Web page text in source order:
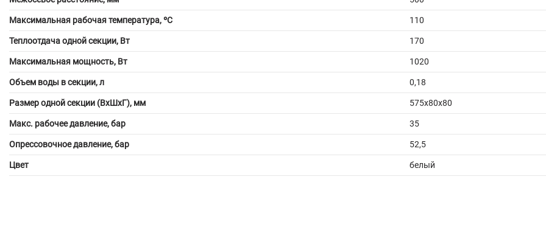
Максимальная рабочая температура, ºС 110
Теплоотдача одной секции, Вт 170
Максимальная мощность, Вт 1020
Объем воды в секции, л 0,18
Размер одной секции (ВхШхГ), мм 575x80x80
Макс. рабочее давление, бар 35
Опрессовочное давление, бар 52,5
Цвет белый